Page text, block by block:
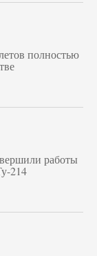
полностью
работы
214